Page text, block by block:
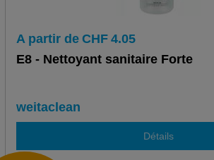
A partir de CHF 4.05
E8 - Nettoyant sanitaire Forte
weitaclean
Détails